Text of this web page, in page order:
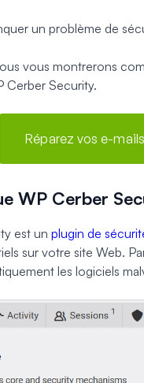
un problème de
vous montrerons
Cerber Security.
Réparez vos e-
WP Cerber
est un plugin de
sur votre site Web.
les logiciels